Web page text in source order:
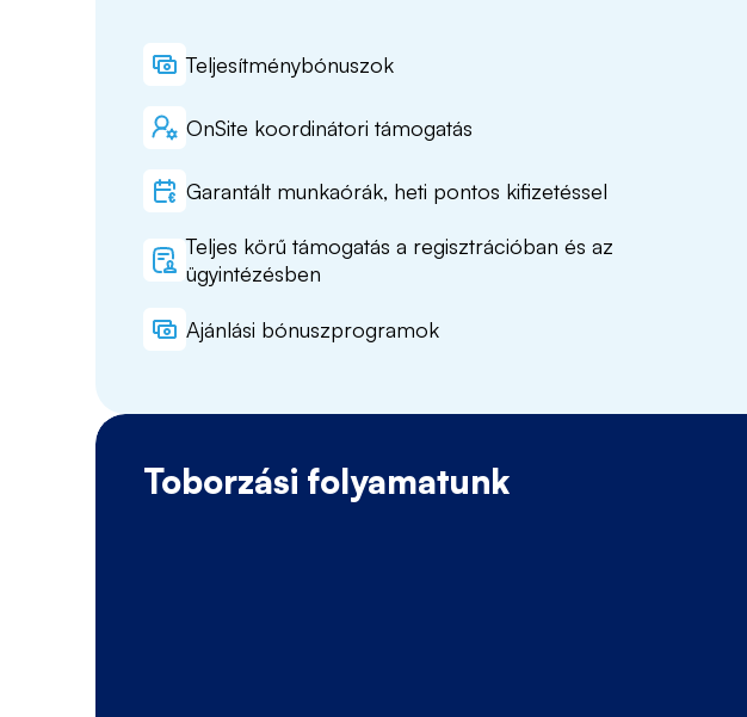
Teljesítménybónuszok
OnSite koordinátori támogatás
Garantált munkaórák, heti pontos kifizetéssel
Teljes körű támogatás a regisztrációban és az
ügyintézésben
Ajánlási bónuszprogramok
Toborzási folyamatunk